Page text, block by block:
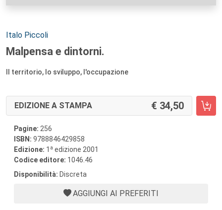
Autori:
Italo Piccoli
Malpensa e dintorni.
Il territorio, lo sviluppo, l'occupazione
EDIZIONE A STAMPA 34,50
Pagine: 256
ISBN: 9788846429858
Edizione: 1 a edizione 2001
Codice editore: 1046.46
Disponibilità: Discreta
AGGIUNGI AI PREFERITI